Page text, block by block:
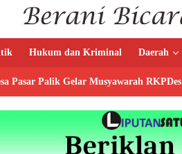
Hukum dan Kriminal Daerah
Pasar Palik Gelar Musyawarah RKPDes